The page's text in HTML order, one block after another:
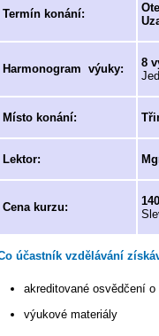
Termín konání:
Harmonogram výuky:
8
Místo konání:
Lektor:
Cena kurzu:
účastník vzdělávání
akreditované osvědčení
výukové materiály